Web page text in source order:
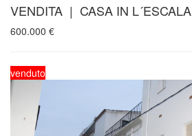
VENDITA | CASA IN L´ESCALA
600.000 €
venduto